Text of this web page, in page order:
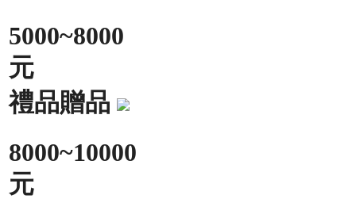
5000~8000
元
禮品贈品
8000~10000
元